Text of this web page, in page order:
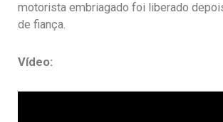
motorista embriagado foi liberado
de fiança.
Vídeo: